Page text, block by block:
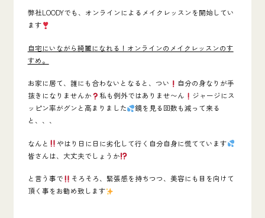
弊社LOODYでも、オンラインによるメイクレッスンを開始してい
ます
自宅にいながら綺麗になれる！オンラインのメイクレッスンのす
すめ。
お家に居て、誰にも合わないとなると、つい
自分の身なりが手
抜きになりませんか
私も例外ではありませ〜ん
ジャージにス
ッピン率がグンと高まりました
鏡を見る回数も減って来る
と、、、
なんと
やはり日に日に劣化して行く自分自身に慌てています
皆さんは、大丈夫でしょうか
と言う事で
そろそろ、緊張感を持ちつつ、美容にも目を向けて
頂く事をお勧め致します